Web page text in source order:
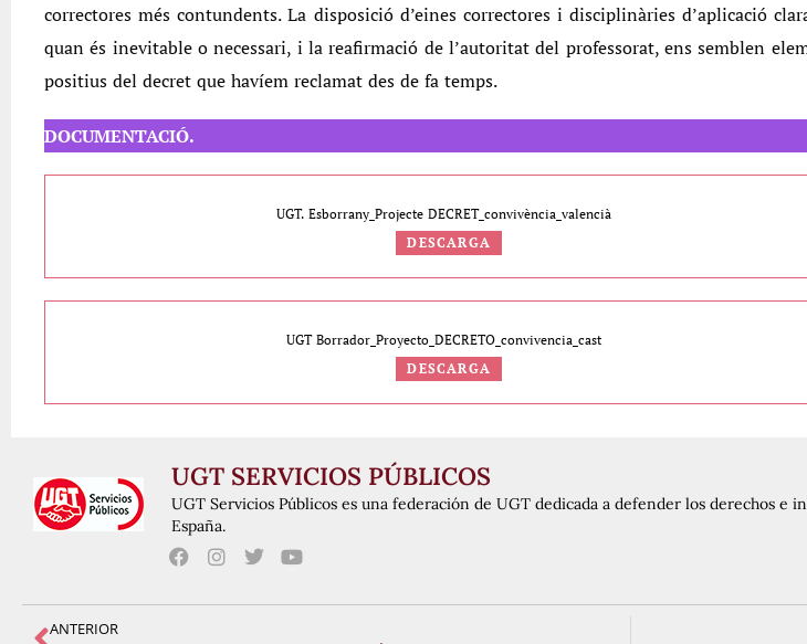
correctores més contundents. La disposició d’eines correctores i disciplinàries d’aplicació
quan és inevitable o necessari, i la reafirmació de l’autoritat del professorat, ens semblen
positius del decret que havíem reclamat des de fa temps.
DOCUMENTACIÓ.
UGT. Esborrany_Projecte DECRET_convivència_valencià
DESCARGA
UGT Borrador_Proyecto_DECRETO_convivencia_cast
DESCARGA
UGT SERVICIOS PÚBLICOS
UGT Servicios Públicos es una federación de UGT dedicada a defender los derechos e
España.
ANTERIOR